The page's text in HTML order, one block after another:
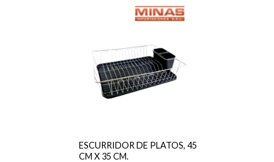
ESCURRIDOR DE PLATOS, 45
CM X 35 CM.